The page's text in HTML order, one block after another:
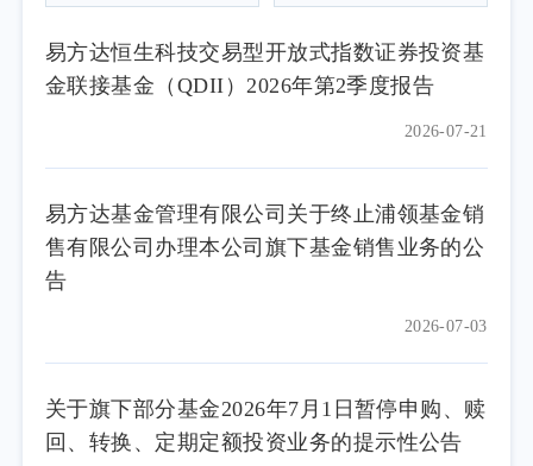
易方达恒生科技交易型开放式指数证券投资基
金联接基金（QDII）2026年第2季度报告
2026-07-21
易方达基金管理有限公司关于终止浦领基金销
售有限公司办理本公司旗下基金销售业务的公
告
2026-07-03
关于旗下部分基金2026年7月1日暂停申购、赎
回、转换、定期定额投资业务的提示性公告